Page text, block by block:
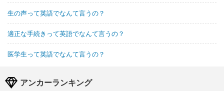
生の声って英語でなんて言うの？
適正な手続きって英語でなんて言うの？
医学生って英語でなんて言うの？
アンカーランキング